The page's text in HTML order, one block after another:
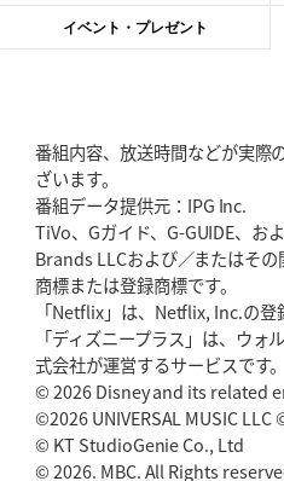
東京SG、逆転トライで準決勝へ明暗
2026年5月14日(木)更新
神戸、1位通過の立役者レタリック
2026年5月7日(木)更新
「悲運の闘将」宮地克実氏死去
BR東京、「ユニバーサルデー」の意義
ゴール
2026年4月23日(木)更新
イベント・プレゼント
番組内容、放送時間などが実際
ざいます。
番組データ提供元：IPG Inc.
TiVo、Gガイド、G-GUIDE、お
Brands LLCおよび／またはそ
商標または登録商標です。
「Netflix」は、Netflix, Inc.の登
「ディズニープラス」は、ウ
式会社が運営するサービスです。
© 2026 Disney and its related
©2026 UNIVERSAL MUSIC
© KT StudioGenie Co., Ltd
© 2026. MBC. All Rights